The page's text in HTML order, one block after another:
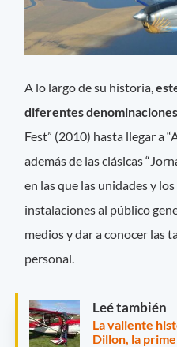
A lo largo de su historia,
diferentes denominaciones
Fest” (2010) hasta llegar a
además de las clásicas
en las que las unidades y
instalaciones al público
medios y dar a conocer las
personal.
Leé también
La valiente
Dillon, la